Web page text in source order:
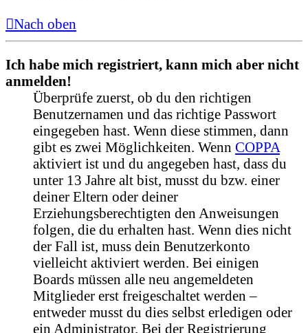
Nach oben
Ich habe mich registriert, kann mich aber nicht
anmelden!
Überprüfe zuerst, ob du den richtigen
Benutzernamen und das richtige Passwort
eingegeben hast. Wenn diese stimmen, dann
gibt es zwei Möglichkeiten. Wenn COPPA
aktiviert ist und du angegeben hast, dass du
unter 13 Jahre alt bist, musst du bzw. einer
deiner Eltern oder deiner
Erziehungsberechtigten den Anweisungen
folgen, die du erhalten hast. Wenn dies nicht
der Fall ist, muss dein Benutzerkonto
vielleicht aktiviert werden. Bei einigen
Boards müssen alle neu angemeldeten
Mitglieder erst freigeschaltet werden –
entweder musst du dies selbst erledigen oder
ein Administrator. Bei der Registrierung